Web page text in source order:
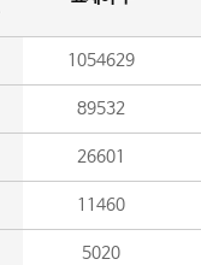
1054629
89532
26601
11460
5020